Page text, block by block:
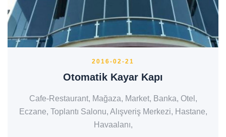
2016-02-21
Otomatik Kayar Kapı
Cafe-Restaurant, Mağaza, Market, Banka, Otel,
Eczane, Toplantı Salonu, Alışveriş Merkezi, Hastane,
Havaalanı,